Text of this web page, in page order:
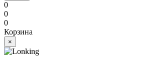
0
0
0
Корзина
×